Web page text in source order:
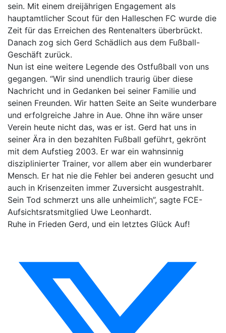
sein. Mit einem dreijährigen Engagement als
hauptamtlicher Scout für den Halleschen FC wurde die
Zeit für das Erreichen des Rentenalters überbrückt.
Danach zog sich Gerd Schädlich aus dem Fußball-
Geschäft zurück.
Nun ist eine weitere Legende des Ostfußball von uns
gegangen. “Wir sind unendlich traurig über diese
Nachricht und in Gedanken bei seiner Familie und
seinen Freunden. Wir hatten Seite an Seite wunderbare
und erfolgreiche Jahre in Aue. Ohne ihn wäre unser
Verein heute nicht das, was er ist. Gerd hat uns in
seiner Ära in den bezahlten Fußball geführt, gekrönt
mit dem Aufstieg 2003. Er war ein wahnsinnig
disziplinierter Trainer, vor allem aber ein wunderbarer
Mensch. Er hat nie die Fehler bei anderen gesucht und
auch in Krisenzeiten immer Zuversicht ausgestrahlt.
Sein Tod schmerzt uns alle unheimlich”, sagte FCE-
Aufsichtsratsmitglied Uwe Leonhardt.
Ruhe in Frieden Gerd, und ein letztes Glück Auf!